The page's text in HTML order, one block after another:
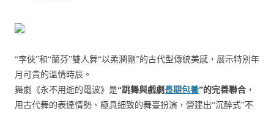
“李俠”和“蘭芬”雙人舞“以柔潤剛”的古代型傳統美感，展示特別年
月可貴的溫情時辰。
舞劇《永不用逝的電波》是“跳舞與戲劇 長期包養”的完善聯合 ，
用古代舞的表達情勢、極具細致的舞臺扮演，營建出“沉醉式”不